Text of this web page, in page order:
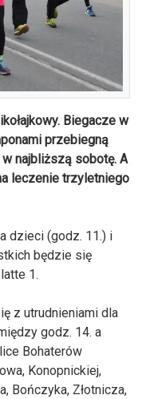
Biegacze w
przebiegną
najbliższą sobotę. A
leczenie trzyletniego
dzieci (godz. 11.) i
będzie się
1.
z utrudnieniami dla
godz. 14. a
Bohaterów
Konopnickiej,
Bończyka, Złotnicza,